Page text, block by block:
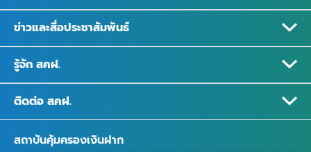
ข่าวและสื่อประชาสัมพันธ์
รู้จัก สคฝ.
ติดต่อ สคฝ.
สถาบันคุ้มครองเงินฝาก